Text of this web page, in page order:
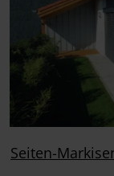
Seiten-